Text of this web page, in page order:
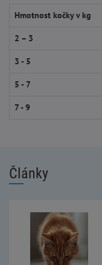
Hmotnost kočky v kg
2 – 3
3 - 5
5 - 7
7 - 9
Články